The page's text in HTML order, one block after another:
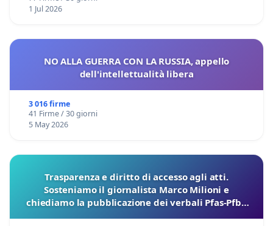
1 Jul 2026
NO ALLA GUERRA CON LA RUSSIA, appello
dell'intellettualità libera
3 016 firme
41 Firme / 30 giorni
5 May 2026
Trasparenza e diritto di accesso agli atti.
Sosteniamo il giornalista Marco Milioni e
chiediamo la pubblicazione dei verbali Pfas-Pfba